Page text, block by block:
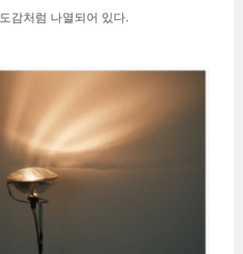
도감처럼 나열되어 있다.